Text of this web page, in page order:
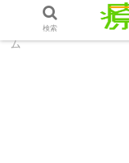
ホーム コラム
ム
検索